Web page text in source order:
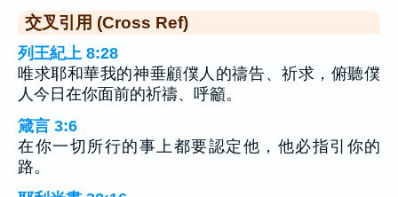
交叉引用 (Cross Ref)
列王紀上 8:28
唯求耶和華我的神垂顧僕人的禱告、祈求，俯聽僕
人今日在你面前的祈禱、呼籲。
箴言 3:6
在你一切所行的事上都要認定他，他必指引你的
路。